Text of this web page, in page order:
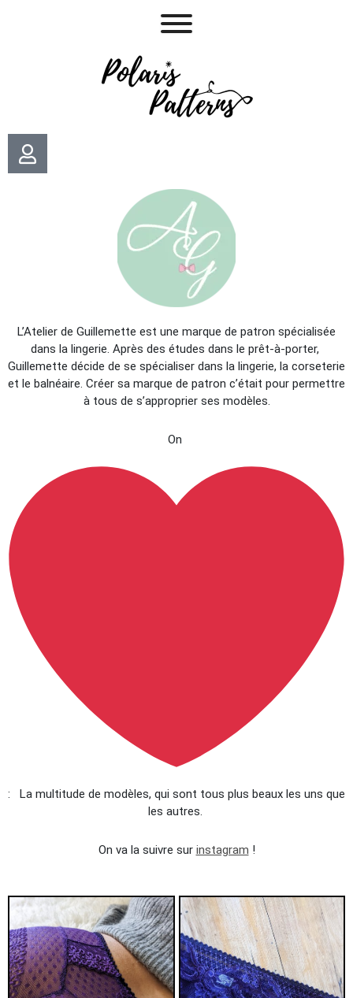
L’Atelier de Guillemette est une marque de patron spécialisée
dans la lingerie. Après des études dans le prêt-à-porter,
Guillemette décide de se spécialiser dans la lingerie, la corseterie
et le balnéaire. Créer sa marque de patron c’était pour permettre
à tous de s’approprier ses modèles.
On
: La multitude de modèles, qui sont tous plus beaux les uns que
les autres.
On va la suivre sur instagram !